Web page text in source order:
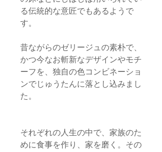
る伝統的な意匠でもあるようで
す。
昔ながらのゼリージュの素朴で、
かつ今なお斬新なデザインやモチ
ーフを、独自の色コンビネーショ
ンでじゅうたんに落とし込みまし
た。
それぞれの人生の中で、家族のた
めに食事を作り、家を磨く。その